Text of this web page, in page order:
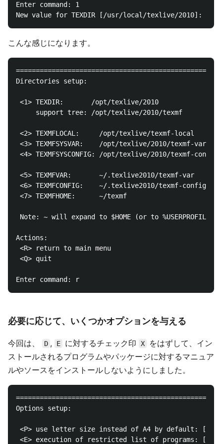
Enter command: 1
こんな感じになります。
Directories setup:
<1> TEXDIR:       /opt/texlive/2010
     support tree: /opt/texlive/2010/texmf
<2> TEXMFLOCAL:     /opt/texlive/texmf-local
<3> TEXMFSYSVAR:    /opt/texlive/2010/texmf-var
<4> TEXMFSYSCONFIG: /opt/texlive/2010/texmf-config
<5> TEXMFVAR:       ~/.texlive2010/texmf-var
<6> TEXMFCONFIG:    ~/.texlive2010/texmf-config
<7> TEXMFHOME:      ~/texmf
Note: ~ will expand to $HOME (or to %USERPROFILE%
Actions:
<R> return to main menu
<Q> quit
必要に応じて、いくつかオプションを与える
今回は、 D , E に対するチェック印 X
をはずして、イン
ストールされるプログラムやパッケージに対するマニュア
ルやソースをインストールしないようにしました。
Options setup:
<P> use letter size instead of A4 by default: [ ]
<E> execution of restricted list of programs: [X]